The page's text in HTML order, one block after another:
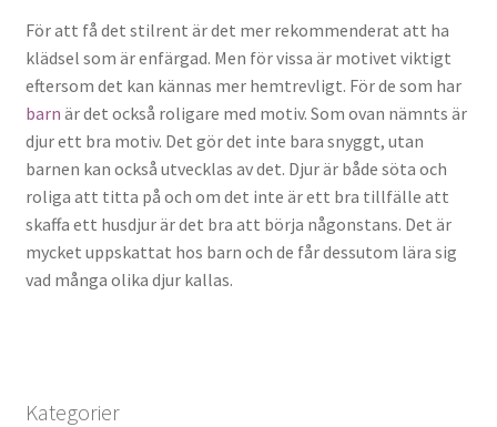
För att få det stilrent är det mer rekommenderat att ha
klädsel som är enfärgad. Men för vissa är motivet viktigt
eftersom det kan kännas mer hemtrevligt. För de som har
barn är det också roligare med motiv. Som ovan nämnts är
djur ett bra motiv. Det gör det inte bara snyggt, utan
barnen kan också utvecklas av det. Djur är både söta och
roliga att titta på och om det inte är ett bra tillfälle att
skaffa ett husdjur är det bra att börja någonstans. Det är
mycket uppskattat hos barn och de får dessutom lära sig
vad många olika djur kallas.
Kategorier